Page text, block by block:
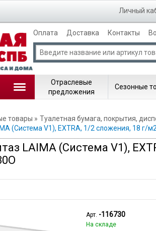
Личный
Оплата Доставка Контакты
Отраслевые
предложения
Сезонные
товары Туалетная бумага, покрытия,
(Система V1), EXTRA, 1/2 сложения, 18
LAIMA (Система V1),
Арт. -116730
На складе